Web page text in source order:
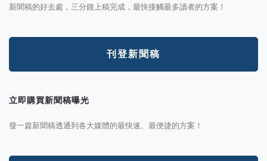
新聞稿的好去處，三分鐘上稿完成，最快接觸最多讀者的方案！
刊登新聞稿
立即購買新聞稿曝光
發一篇新聞稿透通到各大媒體的最快速、最便捷的方案！